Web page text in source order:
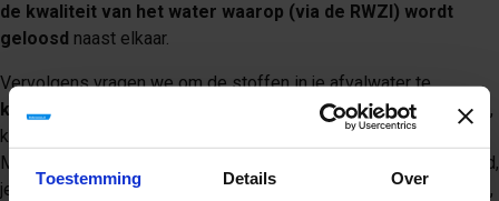
Toestemming Details Over
de kwaliteit van het water waarop (via de RWZI) wordt
geloosd naast elkaar.
Vervolgens vragen we om de stoffen in je afvalwater te
kwantificeren
. De hoeveelheden die je loost van deze stoffen,
kun je vinden in jouw vergunning of in een maatwerkvoorschrift.
Maar als je bedrijfsproces bijvoorbeeld tussentijds is gewijzigd,
je andere stoffen gebruikt dan in je vergunning zijn vermeld etc.,